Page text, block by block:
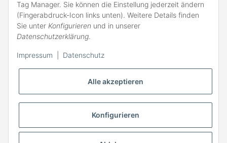
Alle akzeptieren
Konfigurieren
Tag Manager. Sie können die Einstellung jederzeit ändern
(Fingerabdruck-Icon links unten). Weitere Details finden
Sie unter Konfigurieren und in unserer
Datenschutzerklärung.
Impressum Datenschutz
ZAHLARTEN